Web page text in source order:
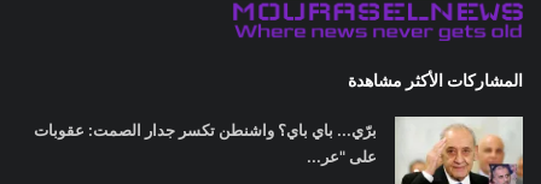
المشاركات الأكثر مشاهدة
برّي... باي باي؟ واشنطن تكسر جدار الصمت: عقوبات
على "عر...